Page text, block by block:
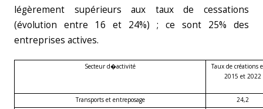
légèrement supérieurs aux taux de cessations
(évolution entre 16 et 24%) ; ce sont 25% des
entreprises actives.
Secteur d�activité
Taux de créations
2015 et 2022
Transports et entreposage
24,2